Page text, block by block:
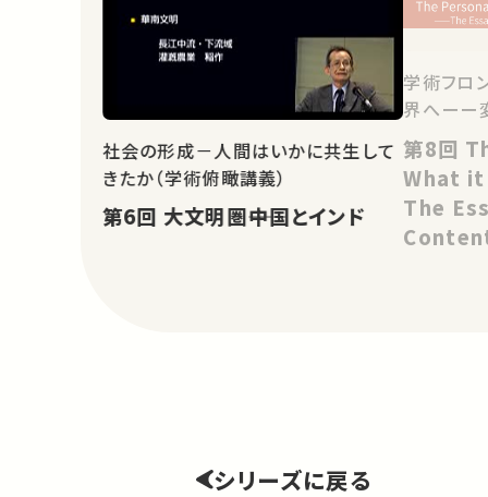
社会の形成－人間はいかに共生して
きたか（学術俯瞰講義）
第6回 大文明圏――中国とインド
学術フロ
界へーー
第8回 The Personal Voice in
What it
The
シリーズに戻る